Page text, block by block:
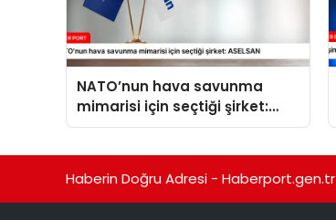
NATO’nun hava savunma
mimarisi için seçtiği şirket:
ASELSAN
Haberin Doğru Adresi - Haberport.gen.tr